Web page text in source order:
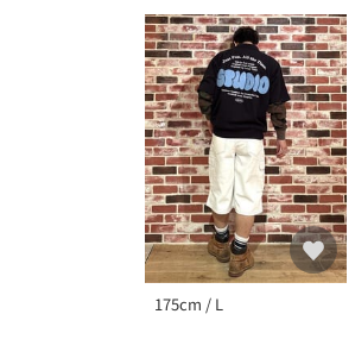
175cm / L